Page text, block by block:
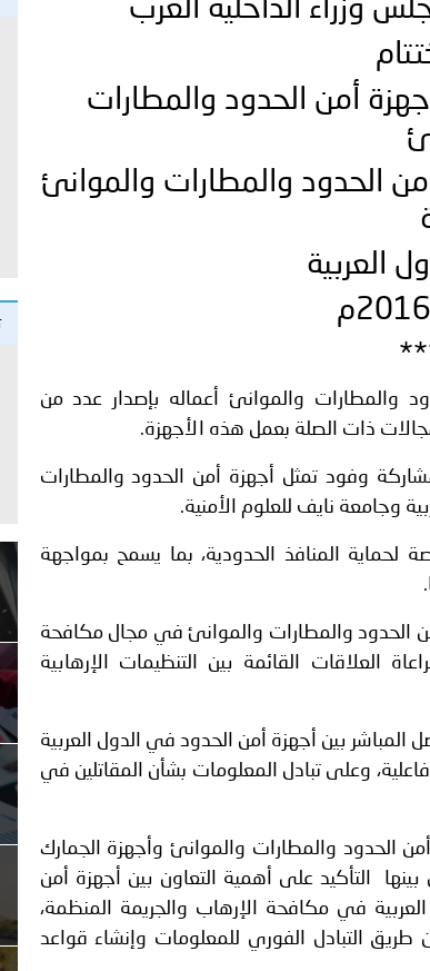
العرب بشأن الاعتداءات الإرهابية الحوثية على
وزراء الداخلية العرب
أمن الحدود والمطارات
الحدود والمطارات والموانئ
العربية
والمطارات والموانئ أعماله بإصدار عدد من
ذات الصلة بعمل هذه الأجهزة.
وفود تمثل أجهزة أمن الحدود والمطارات
وجامعة نايف للعلوم الأمنية.
لحماية المنافذ الحدودية، بما يسمح بمواجهة
الحدود والمطارات والموانئ في مجال مكافحة
العلاقات القائمة بين التنظيمات الإرهابية
المباشر بين أجهزة أمن الحدود في الدول العربية
وعلى تبادل المعلومات بشأن المقاتلين في
الحدود والمطارات والموانئ وأجهزة الجمارك
التأكيد على أهمية التعاون بين أجهزة أمن
في مكافحة الإرهاب والجريمة المنظمة،
طريق التبادل الفوري للمعلومات وإنشاء قواعد